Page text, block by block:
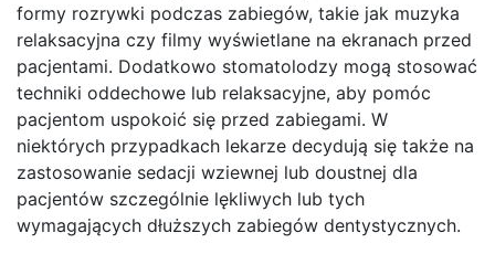
formy rozrywki podczas zabiegów, takie jak muzyka
relaksacyjna czy filmy wyświetlane na ekranach przed
pacjentami. Dodatkowo stomatolodzy mogą stosować
techniki oddechowe lub relaksacyjne, aby pomóc
pacjentom uspokoić się przed zabiegami. W
niektórych przypadkach lekarze decydują się także na
zastosowanie sedacji wziewnej lub doustnej dla
pacjentów szczególnie lękliwych lub tych
wymagających dłuższych zabiegów dentystycznych.